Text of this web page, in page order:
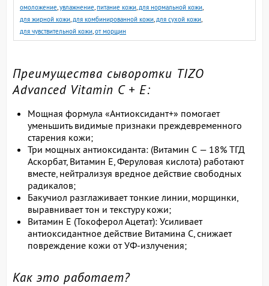
омоложение,увлажнение,питание кожи,для нормальной кожи,
для жирной кожи,для комбинированной кожи,для сухой кожи,
для чувствительной кожи,от морщин
Преимущества сыворотки TIZO
Advanced Vitamin C + E:
Мощная формула «Антиоксидант+» помогает
уменьшить видимые признаки преждевременного
старения кожи;
Три мощных антиоксиданта: (Витамин C — 18% ТГД
Аскорбат, Витамин Е, Феруловая кислота) работают
вместе, нейтрализуя вредное действие свободных
радикалов;
Бакучиол разглаживает тонкие линии, морщинки,
выравнивает тон и текстуру кожи;
Витамин Е (Токоферол Ацетат): Усиливает
антиоксидантное действие Витамина С, снижает
повреждение кожи от УФ-излучения;
Как это работает?